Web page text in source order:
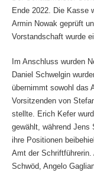
Ende 2022. Die Kasse
Armin Nowak geprüft
Vorstandschaft wurde
Im Anschluss wurden
Daniel Schwelgin
übernimmt sowohl das
Vorsitzenden von
stellte. Erich Kefer
gewählt, während Jens
ihre Positionen
Amt der
Schwöd, Angelo